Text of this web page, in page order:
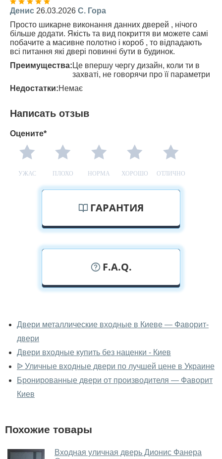
Денис 26.03.2026 С. Гора
Просто шикарне виконання данних дверей , нічого
більше додати. Якість та вид покриття ви можете самі
побачите а масивне полотно і короб , то відпадають
всі питання які двері повинні бути в будинок.
Преимущества: Це впершу чергу дизайн, коли ти в
захваті, не говорячи про її параметри
Недостатки:Немає
Написать отзыв
Оцените*
УЖАС ПЛОХО НОРМА ХОРОШО ОТЛИЧНО
ГАРАНТИЯ
F.A.Q.
металлические двери вживую?
Да, можно посмотреть металлические двери в нашем
фирменном салоне-магазине.
У вас большой магазин?
Да, у нас большой выбор межкомнатных и входных
металлические двери?
Да. Мы консультируем покупателей по телефону,
Двери металлические входные в Киеве — Фаворит-
двери
Двери входные купить без наценки - Киев
ᐉ Уличные входные двери по лучшей цене в Украине
Бронированные двери от производителя — Фаворит
Киев
Похожие товары
Входная уличная дверь Дионис Фанера